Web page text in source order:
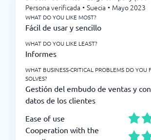
Persona verificada • Suecia • Mayo 2023
WHAT DO YOU LIKE MOST?
Fácil de usar y sencillo
WHAT DO YOU LIKE LEAST?
Informes
WHAT BUSINESS-CRITICAL PROBLEMS DO YOU
SOLVES?
Gestión del embudo de ventas y
datos de los clientes
Ease of use
Cooperation with the